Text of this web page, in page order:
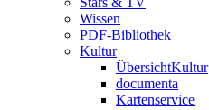
Wissen
PDF-Bibliothek
Kultur
ÜbersichtKultur
documenta
Kartenservice